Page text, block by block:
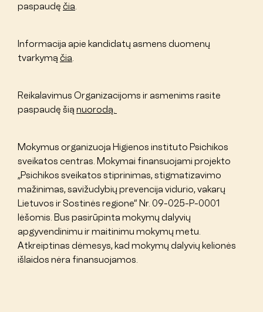
paspaudę čia.
Informacija apie kandidatų asmens duomenų
tvarkymą čia.
Reikalavimus Organizacijoms ir asmenims rasite
paspaudę šią nuorodą.
Mokymus organizuoja Higienos instituto Psichikos
sveikatos centras. Mokymai finansuojami projekto
„Psichikos sveikatos stiprinimas, stigmatizavimo
mažinimas, savižudybių prevencija vidurio, vakarų
Lietuvos ir Sostinės regione“ Nr. 09-025-P-0001
lėšomis. Bus pasirūpinta mokymų dalyvių
apgyvendinimu ir maitinimu mokymų metu.
Atkreiptinas dėmesys, kad mokymų dalyvių kelionės
išlaidos nėra finansuojamos.